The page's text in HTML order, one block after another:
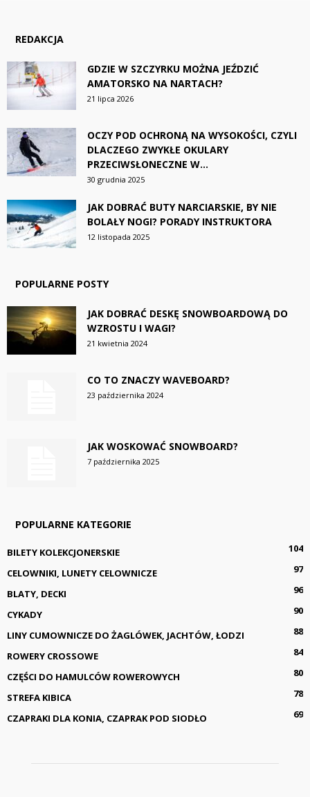
REDAKCJA
GDZIE W SZCZYRKU MOŻNA JEŹDZIĆ
AMATORSKO NA NARTACH?
21 lipca 2026
OCZY POD OCHRONĄ NA WYSOKOŚCI, CZYLI
DLACZEGO ZWYKŁE OKULARY
PRZECIWSŁONECZNE W...
30 grudnia 2025
JAK DOBRAĆ BUTY NARCIARSKIE, BY NIE
BOLAŁY NOGI? PORADY INSTRUKTORA
12 listopada 2025
POPULARNE POSTY
JAK DOBRAĆ DESKĘ SNOWBOARDOWĄ DO
WZROSTU I WAGI?
21 kwietnia 2024
CO TO ZNACZY WAVEBOARD?
23 października 2024
JAK WOSKOWAĆ SNOWBOARD?
7 października 2025
POPULARNE KATEGORIE
BILETY KOLEKCJONERSKIE
104
CELOWNIKI, LUNETY CELOWNICZE
97
BLATY, DECKI
96
CYKADY
90
LINY CUMOWNICZE DO ŻAGLÓWEK, JACHTÓW, ŁODZI
88
ROWERY CROSSOWE
84
CZĘŚCI DO HAMULCÓW ROWEROWYCH
80
STREFA KIBICA
78
CZAPRAKI DLA KONIA, CZAPRAK POD SIODŁO
69